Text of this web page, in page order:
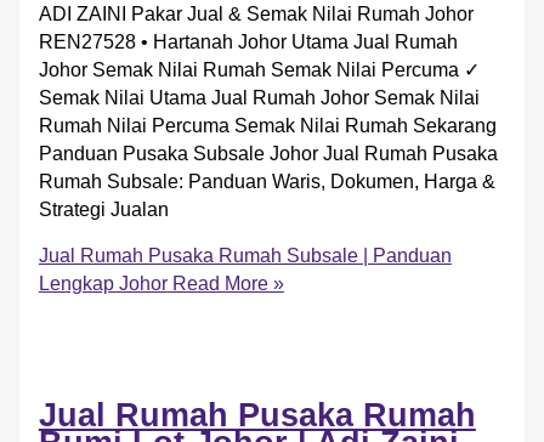
ADI ZAINI Pakar Jual & Semak Nilai Rumah Johor
REN27528 • Hartanah Johor Utama Jual Rumah
Johor Semak Nilai Rumah Semak Nilai Percuma ✓
Semak Nilai Utama Jual Rumah Johor Semak Nilai
Rumah Nilai Percuma Semak Nilai Rumah Sekarang
Panduan Pusaka Subsale Johor Jual Rumah Pusaka
Rumah Subsale: Panduan Waris, Dokumen, Harga &
Strategi Jualan
Jual Rumah Pusaka Rumah Subsale | Panduan
Lengkap JohorRead More »
Jual Rumah Pusaka Rumah